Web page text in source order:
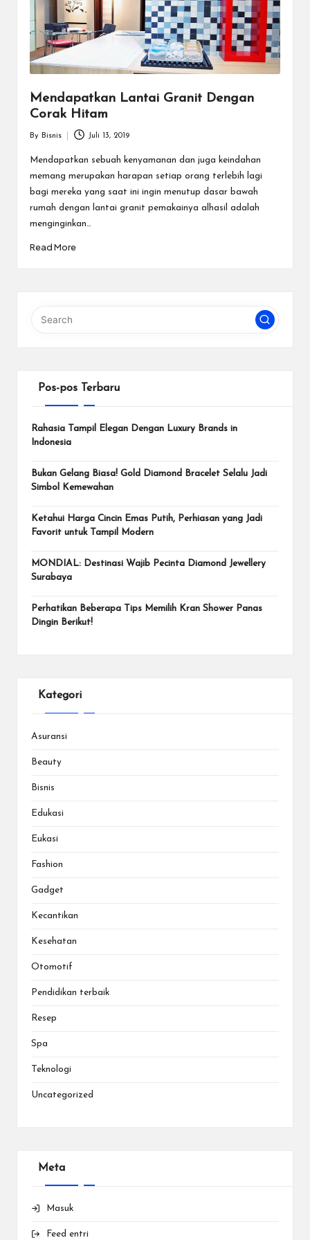
Mendapatkan Lantai Granit Dengan
Corak Hitam
by
By Bisnis Juli 13, 2019
Mendapatkan sebuah kenyamanan dan juga keindahan
memang merupakan harapan setiap orang terlebih lagi
bagi mereka yang saat ini ingin menutup dasar bawah
rumah dengan lantai granit pemakainya alhasil adalah
menginginkan…
Read More
Pos-pos Terbaru
Rahasia Tampil Elegan Dengan Luxury Brands in
Indonesia
Bukan Gelang Biasa! Gold Diamond Bracelet Selalu Jadi
Simbol Kemewahan
Ketahui Harga Cincin Emas Putih, Perhiasan yang Jadi
Favorit untuk Tampil Modern
MONDIAL: Destinasi Wajib Pecinta Diamond Jewellery
Surabaya
Perhatikan Beberapa Tips Memilih Kran Shower Panas
Dingin Berikut!
Kategori
Asuransi
Beauty
Bisnis
Edukasi
Eukasi
Fashion
Gadget
Kecantikan
Kesehatan
Otomotif
Pendidikan terbaik
Resep
Spa
Teknologi
Uncategorized
Meta
Masuk
Feed entri